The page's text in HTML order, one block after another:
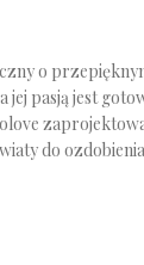
o
jej pasją jest
do